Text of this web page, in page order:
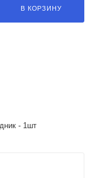
В КОРЗИНУ
- 1шт